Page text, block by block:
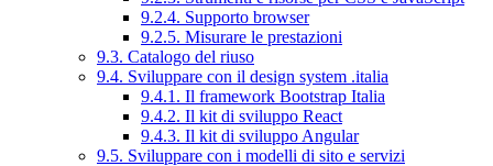
9.2.4. Supporto browser
9.2.5. Misurare le prestazioni
9.3. Catalogo del riuso
9.4. Sviluppare con il design system .italia
9.4.1. Il framework Bootstrap Italia
9.4.2. Il kit di sviluppo React
9.4.3. Il kit di sviluppo Angular
9.5. Sviluppare con i modelli di sito e servizi